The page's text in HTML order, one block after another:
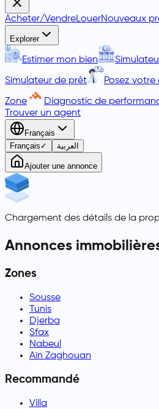
Acheter/VendreLouerNouveaux
Explorer
Estimer mon bien
Simulateur de prêt Posez votre
Zone
Diagnostic de
Trouver un agent
Français
Français ✓ العربية
Ajouter une annonce
Chargement des détails de la
Annonces
Zones
Sousse
Tunis
Djerba
Sfax
Nabeul
Aïn Zaghouan
Recommandé
Villa